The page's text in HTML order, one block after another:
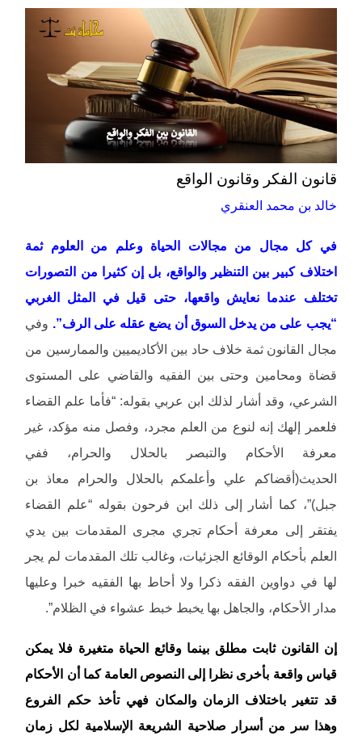
قانون الفكر وقانون الواقع
خالد بن محمد العنقري
في كل مجال من مجالات الحياة وعلم من العلوم ثمة
اختلاف كبير بين التنظير والواقع، بل إن كثيرا من التصورات
تختلف عندما نعايش واقعها، حتى قيل في المثل الغربي
“يجب على من يدخل السوق أن يضع عقله على الرف”. وفي
مجال القانون ثمة خلاف حاد بين الأكاديميين والممارسين من
قضاة ومحامين وحتى بين الفقيه والقاضي على المستوى
الشرعي، وقد أشار لذلك ابن عربي بقوله: “فأما علم القضاء
فلعمر إلهك إنه لنوع من العلم مجرد، وفصل منه مؤكد، غير
معرفة الأحكام والتبصر بالحلال والحرام، ففي
الحديث(أقضاكم علي وأعلمكم بالحلال والحرام معاذ بن
جبل)”، كما أشار إلى ذلك ابن فرحون بقوله “علم القضاء
يفتقر إلى معرفة أحكام تجري مجرى المقدمات بين يدي
العلم بأحكام الوقائع الجزئيات، وغالب تلك المقدمات لم يجر
لها في دواوين الفقه ذكرا ولا أحاط بها الفقيه خبرا وعليها
مدار الأحكام، والجاهل بها يخبط خبط عشواء في الظلام”.
إن القانون ثابت مطلق بينما وقائع الحياة متغيرة فلا يمكن
قياس واقعة بأخرى نظرا إلى النصوص العامة كما أن الأحكام
قد تتغير باختلاف الزمان والمكان فهي تأخذ حكم الفروع
وهذا سر من أسرار صلاحية الشريعة الإسلامية لكل زمان